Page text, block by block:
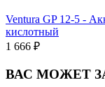
Ventura GP 12-5 -
кислотный
1 666 ₽
ВАС МОЖЕТ